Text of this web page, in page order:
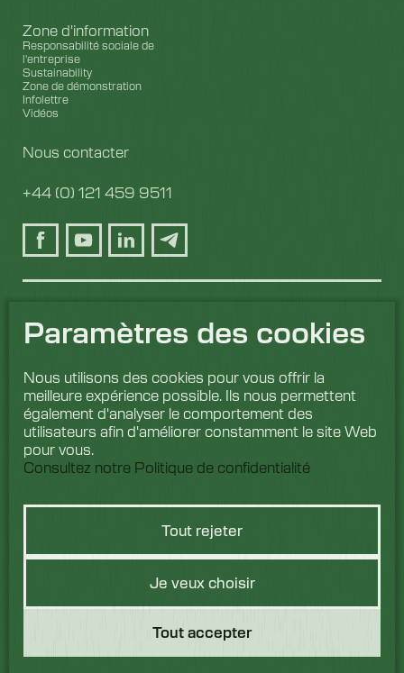
Paramètres des cookies
Nous utilisons des cookies pour vous offrir la
meilleure expérience possible. Ils nous permettent
également d'analyser le comportement des
utilisateurs afin d'améliorer constamment le site Web
pour vous.
Consultez notre Politique de confidentialité
Tout rejeter
Je veux choisir
Tout accepter
Zone d'information
Responsabilité sociale de
l'entreprise
Sustainability
Zone de démonstration
Infolettre
Vidéos
Nous contacter
+44 (0) 121 459 9511
Vous avez une
question ?
Nous aimerions avoir de